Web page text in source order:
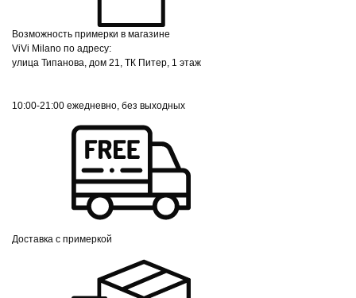
Возможность примерки в магазине
ViVi Milano по адресу:
улица Типанова, дом 21, ТК Питер, 1 этаж
10:00-21:00 ежедневно, без выходных
Доставка с примеркой